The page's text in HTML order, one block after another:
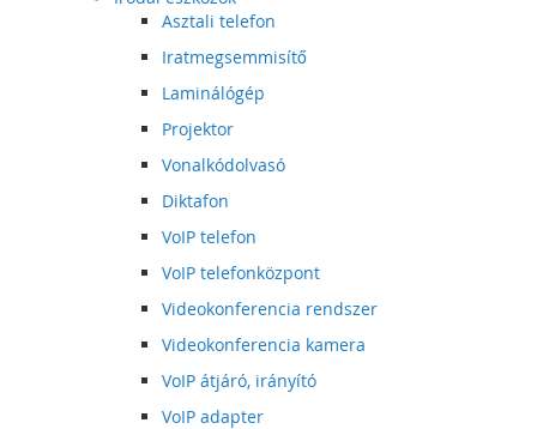
Asztali telefon
Iratmegsemmisítő
Laminálógép
Projektor
Vonalkódolvasó
Diktafon
VoIP telefon
VoIP telefonközpont
Videokonferencia rendszer
Videokonferencia kamera
VoIP átjáró, irányító
VoIP adapter